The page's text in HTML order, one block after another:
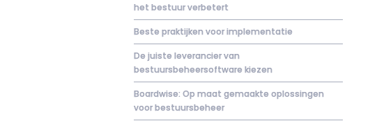
het bestuur verbetert
Beste praktijken voor implementatie
De juiste leverancier van
bestuursbeheersoftware kiezen
Boardwise: Op maat gemaakte oplossingen
voor bestuursbeheer